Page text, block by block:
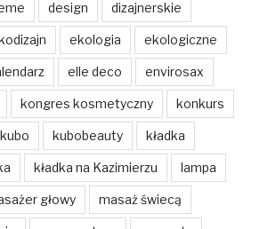
design dizajnerskie
ekologia ekologiczne
elle deco envirosax
kongres kosmetyczny konkurs
kubo kubobeauty kładka
kładka na Kazimierzu lampa
głowy masaż świecą